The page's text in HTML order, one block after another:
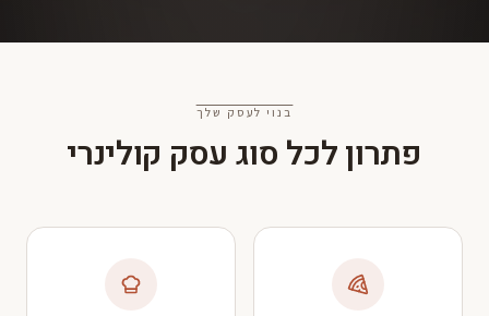
בנוי לעסק שלך
פתרון לכל סוג עסק קולינרי